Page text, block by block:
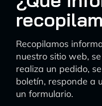
Recopilamos
nuestro sitio web,
realiza un pedido,
boletín, responde a
un formulario.